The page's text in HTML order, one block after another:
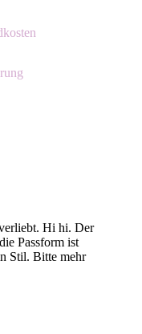
Hi hi. Der
Passform ist
Stil. Bitte mehr